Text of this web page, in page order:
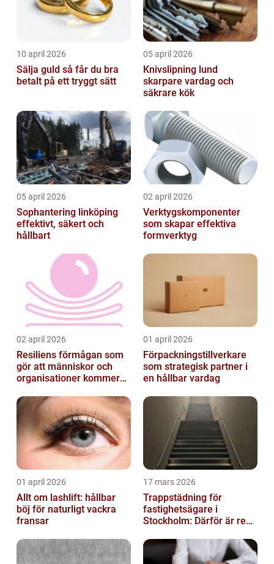
10 april 2026
Sälja guld så får du bra
betalt på ett tryggt sätt
05 april 2026
Knivslipning lund
skarpare vardag och
säkrare kök
05 april 2026
Sophantering linköping
effektivt, säkert och
hållbart
02 april 2026
Verktygskomponenter
som skapar effektiva
formverktyg
02 april 2026
Resiliens förmågan som
gör att människor och
organisationer kommer
01 april 2026
Förpackningstillverkare
som strategisk partner i
en hållbar vardag
01 april 2026
Allt om lashlift: hållbar
böj för naturligt vackra
fransar
17 mars 2026
Trappstädning för
fastighetsägare i
Stockholm: Därför är rena
investering